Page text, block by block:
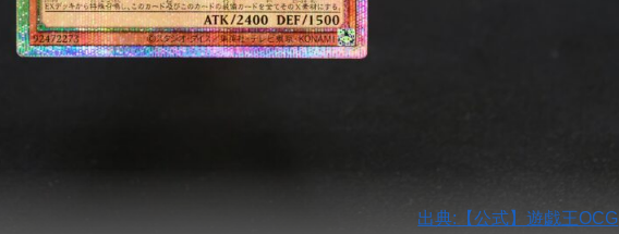
出典:【公式】遊戯王OCG